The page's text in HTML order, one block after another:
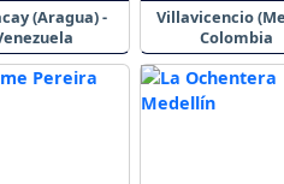
(Aragua) -
Villavicencio
Colombia